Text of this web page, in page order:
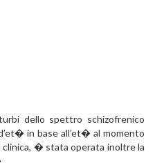
dello spettro schizofrenico
in base all’et� al momento
clinica, � stata operata inoltre la